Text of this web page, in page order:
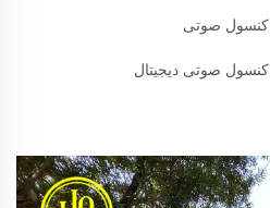
کنسول صوتی
کنسول صوتی دیجیتال